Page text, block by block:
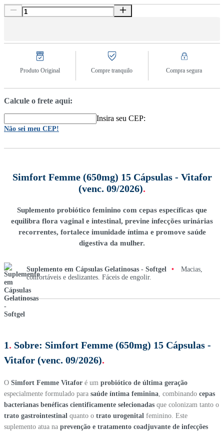
Produto Original Compre tranquilo Compra segura
Calcule o frete aqui:
Insira seu CEP:
Não sei meu CEP!
Simfort Femme (650mg) 15 Cápsulas - Vitafor
(venc. 09/2026).
Suplemento probiótico feminino com cepas específicas que
equilibra flora vaginal e intestinal, previne infecções urinárias
recorrentes, fortalece imunidade íntima e promove saúde
digestiva da mulher.
Suplemento em Cápsulas Gelatinosas - Softgel •
Macias,
confortáveis e deslizantes. Fáceis de engolir.
1. Sobre: Simfort Femme (650mg) 15 Cápsulas -
Vitafor (venc. 09/2026).
O Simfort Femme Vitafor é um probiótico de última geração
especialmente formulado para saúde íntima feminina , combinando cepas
bacterianas benéficas cientificamente selecionadas que colonizam tanto o
trato gastrointestinal quanto o trato urogenital feminino. Este
suplemento atua na prevenção e tratamento coadjuvante de infecções